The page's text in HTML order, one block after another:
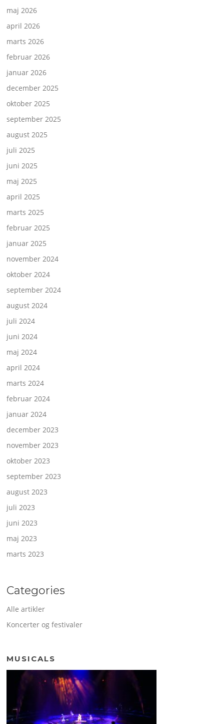
maj 2026
april 2026
marts 2026
februar 2026
januar 2026
december 2025
oktober 2025
september 2025
august 2025
juli 2025
juni 2025
maj 2025
april 2025
marts 2025
februar 2025
januar 2025
november 2024
oktober 2024
september 2024
august 2024
juli 2024
juni 2024
maj 2024
april 2024
marts 2024
februar 2024
januar 2024
december 2023
november 2023
oktober 2023
september 2023
august 2023
juli 2023
juni 2023
maj 2023
marts 2023
Categories
Alle artikler
Koncerter og festivaler
MUSICALS